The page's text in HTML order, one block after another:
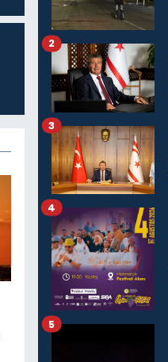
2
3
4
5